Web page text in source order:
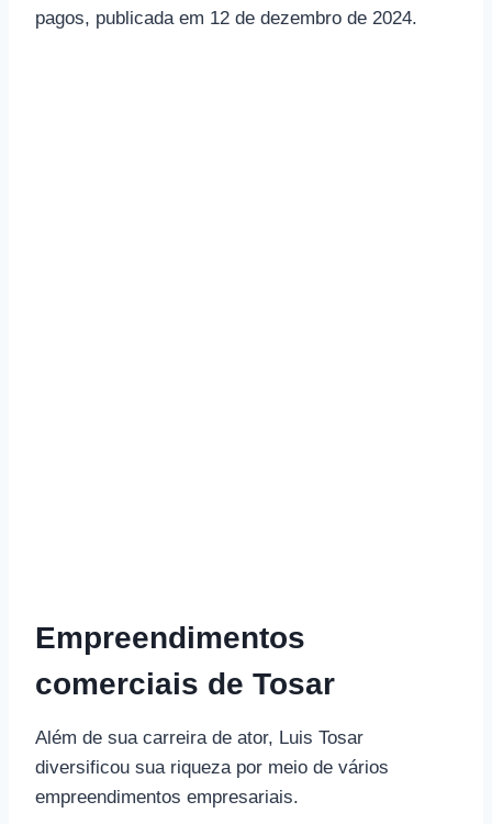
pagos, publicada em 12 de dezembro de 2024.
Empreendimentos
comerciais de Tosar
Além de sua carreira de ator, Luis Tosar
diversificou sua riqueza por meio de vários
empreendimentos empresariais.